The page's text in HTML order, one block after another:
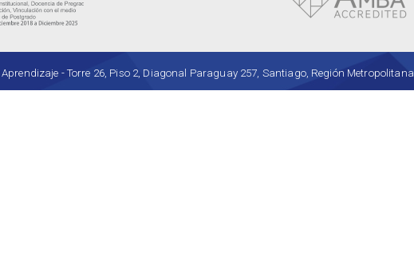
Aprendizaje - Torre 26, Piso 2, Diagonal Paraguay 257, Santiago, Región Metropolitana